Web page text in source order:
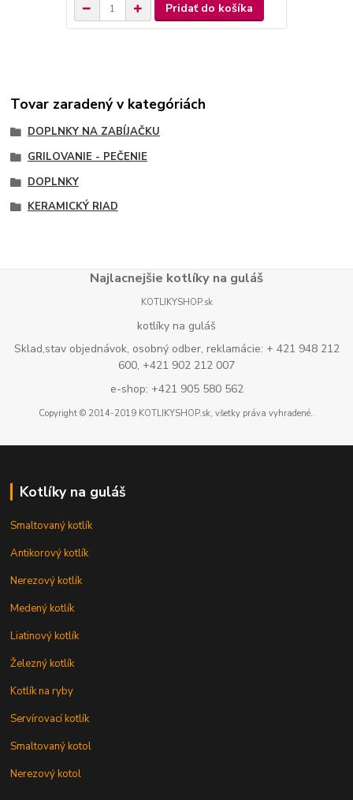
Pridať do košíka
Tovar zaradený v kategóriách
DOPLNKY NA ZABÍJAČKU
GRILOVANIE - PEČENIE
DOPLNKY
KERAMICKÝ RIAD
Najlacnejšie kotlíky na guláš
KOTLIKYSHOP.sk
kotlíky na guláš
Sklad,stav objednávok, osobný odber, reklamácie: + 421 948 212
600, +421 902 212 007
e-shop: +421 905 580 562
Copyright © 2014-2019 KOTLIKYSHOP.sk, všetky práva vyhradené..
Kotlíky na guláš
Smaltovaný kotlík
Antikorový kotlík
Nerezový kotlík
Medený kotlík
Liatinový kotlík
Železný kotlík
Kotlík na ryby
Servírovací kotlík
Smaltovaný kotol
Nerezový kotol